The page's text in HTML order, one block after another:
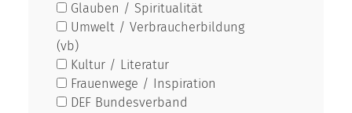
Glauben / Spiritualität
Umwelt / Verbraucherbildung
(vb)
Kultur / Literatur
Frauenwege / Inspiration
DEF Bundesverband